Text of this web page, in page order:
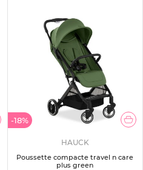
-18%
HAUCK
Poussette compacte travel n care
plus green